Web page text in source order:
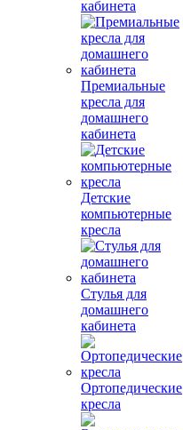
кабинета
Премиальные
кресла для
домашнего
кабинета
Детские
компьютерные
кресла
Стулья для
домашнего
кабинета
Ортопедические
кресла